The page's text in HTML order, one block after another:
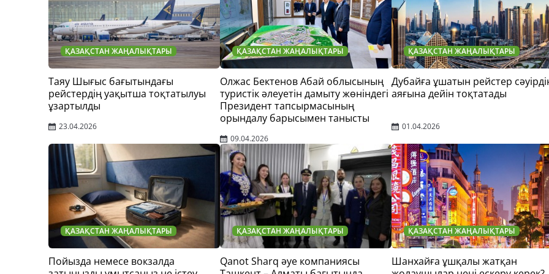
ҚАЗАҚСТАН ЖАҢАЛЫҚТАРЫ
Таяу Шығыс бағытындағы
рейстердің уақытша тоқтатылуы
ұзартылды
23.04.2026
ҚАЗАҚСТАН ЖАҢАЛЫҚТАРЫ
Олжас Бектенов Абай облысының
туристік әлеуетін дамыту жөніндегі
Президент тапсырмасының
орындалу барысымен танысты
09.04.2026
ҚАЗАҚСТАН ЖАҢАЛЫҚТАРЫ
Дубайға ұшатын рейстер
аяғына дейін тоқтатады
01.04.2026
ҚАЗАҚСТАН ЖАҢАЛЫҚТАРЫ
Пойызда немесе вокзалда
ҚАЗАҚСТАН ЖАҢАЛЫҚТАРЫ
Qanot Sharq әуе компаниясы
ҚАЗАҚСТАН ЖАҢАЛЫҚТАРЫ
Шанхайға ұшқалы жатқан